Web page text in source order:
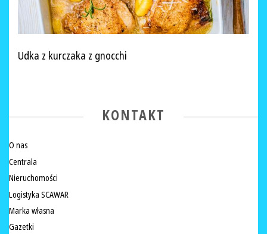
Udka z kurczaka z gnocchi
KONTAKT
O nas
Centrala
Nieruchomości
Logistyka SCAWAR
Marka własna
Gazetki